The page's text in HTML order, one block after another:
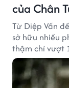
của Chân
Từ Diệp Vấn
sở hữu nhiều
thậm chí vượt